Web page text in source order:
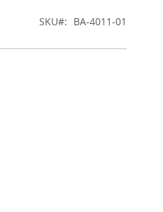
SKU BA-4011-01